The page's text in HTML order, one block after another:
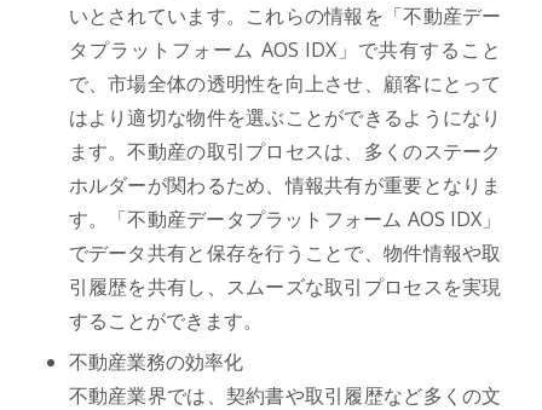
いとされています。これらの情報を「不動産デー
タプラットフォーム AOS IDX」で共有すること
で、市場全体の透明性を向上させ、顧客にとって
はより適切な物件を選ぶことができるようになり
ます。不動産の取引プロセスは、多くのステーク
ホルダーが関わるため、情報共有が重要となりま
す。「不動産データプラットフォーム AOS IDX」
でデータ共有と保存を行うことで、物件情報や取
引履歴を共有し、スムーズな取引プロセスを実現
することができます。
不動産業務の効率化
不動産業界では、契約書や取引履歴など多くの文